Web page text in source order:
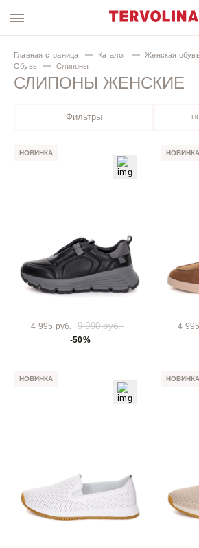
Главная страница Каталог
Женская
Обувь
Слипоны
СЛИПОНЫ ЖЕНСКИЕ
Фильтры
НОВИНКА
4 995 руб. 9 990 руб.
-50%
НОВИНКА
4
НОВИНКА НОВИНКА